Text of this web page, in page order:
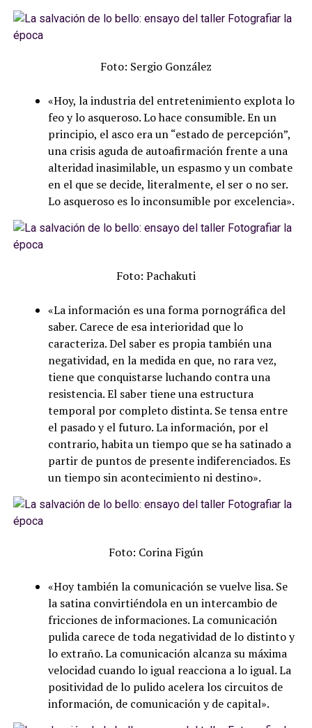
Foto: Sergio González
«Hoy, la industria del entretenimiento explota lo
feo y lo asqueroso. Lo hace consumible. En un
principio, el asco era un “estado de percepción”,
una crisis aguda de autoafirmación frente a una
alteridad inasimilable, un espasmo y un combate
en el que se decide, literalmente, el ser o no ser.
Lo asqueroso es lo inconsumible por excelencia».
Foto: Pachakuti
«La información es una forma pornográfica del
saber. Carece de esa interioridad que lo
caracteriza. Del saber es propia también una
negatividad, en la medida en que, no rara vez,
tiene que conquistarse luchando contra una
resistencia. El saber tiene una estructura
temporal por completo distinta. Se tensa entre
el pasado y el futuro. La información, por el
contrario, habita un tiempo que se ha satinado a
partir de puntos de presente indiferenciados. Es
un tiempo sin acontecimiento ni destino».
Foto: Corina Figún
«Hoy también la comunicación se vuelve lisa. Se
la satina convirtiéndola en un intercambio de
fricciones de informaciones. La comunicación
pulida carece de toda negatividad de lo distinto y
lo extraño. La comunicación alcanza su máxima
velocidad cuando lo igual reacciona a lo igual. La
positividad de lo pulido acelera los circuitos de
información, de comunicación y de capital».